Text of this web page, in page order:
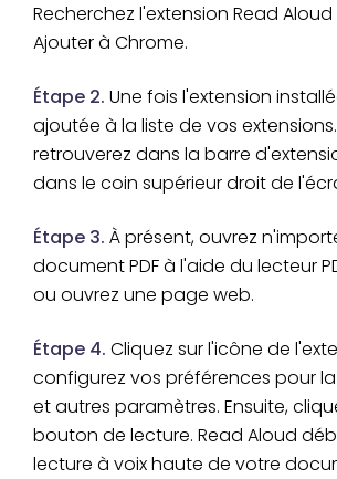
Recherchez l'extension Read
Ajouter à Chrome.
Étape 2. Une fois l'extension
ajoutée à la liste de vos
retrouverez dans la barre
dans le coin supérieur droit de
Étape 3. À présent, ouvrez
document PDF à l'aide du lecteur
ou ouvrez une page web.
Étape 4. Cliquez sur l'icône de
configurez vos préférences pour la
et autres paramètres. Ensuite,
bouton de lecture. Read Aloud
lecture à voix haute de votre